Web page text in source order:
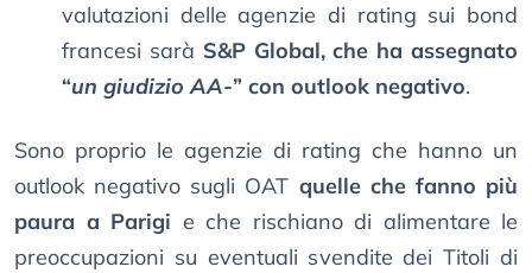
valutazioni delle agenzie di rating sui bond
francesi sarà S&P Global, che ha assegnato
“un giudizio AA-” con outlook negativo.
Sono proprio le agenzie di rating che hanno un
outlook negativo sugli OAT quelle che fanno più
paura a Parigi e che rischiano di alimentare le
preoccupazioni su eventuali svendite dei Titoli di